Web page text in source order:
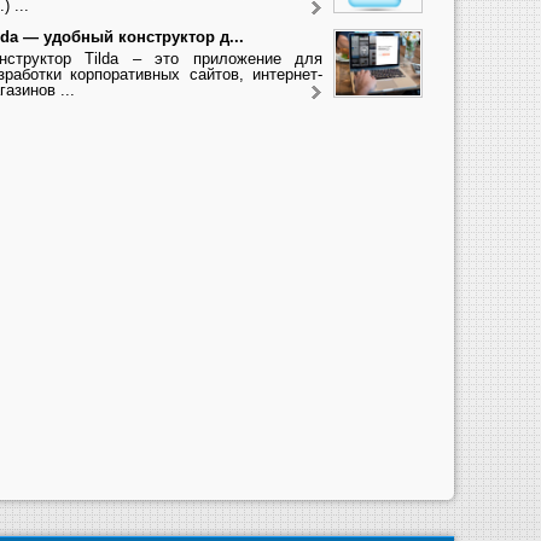
...
— удобный конструктор д...
Tilda – это приложение для
корпоративных сайтов, интернет-
...